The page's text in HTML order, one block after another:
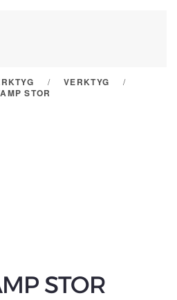
VERKTYG
STOR
STOR